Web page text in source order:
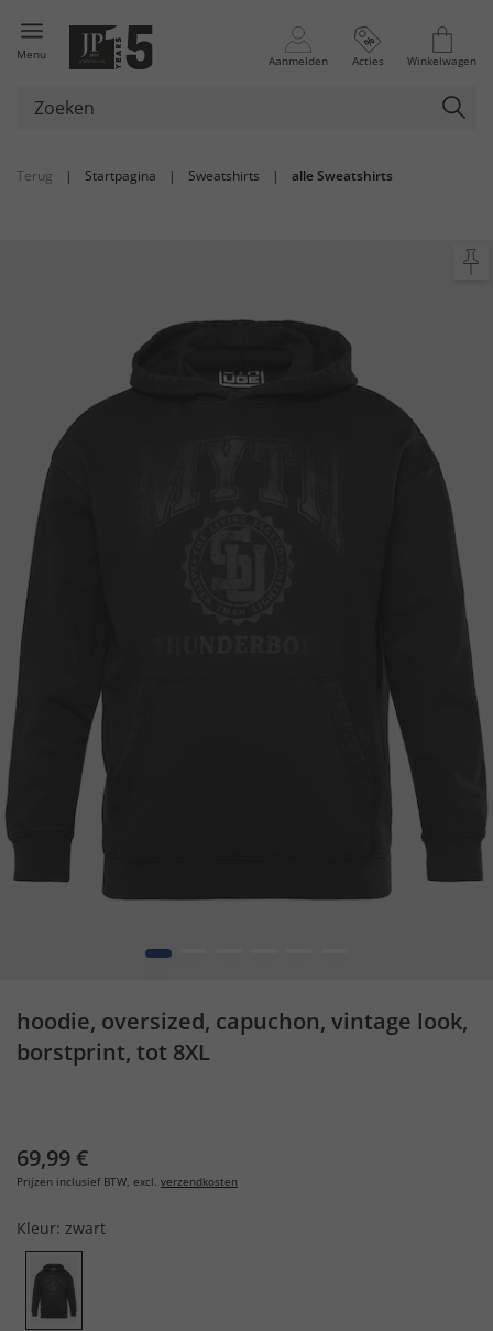
Menu Aanmelden Acties Winkelwagen
Terug | Startpagina | Sweatshirts | alle Sweatshirts
1
hoodie, oversized, capuchon, vintage look,
borstprint, tot 8XL
69,99 €
Prijzen inclusief BTW, excl. verzendkosten
Kleur: zwart